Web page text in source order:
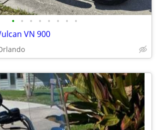
• • • • • • • •
VN 900